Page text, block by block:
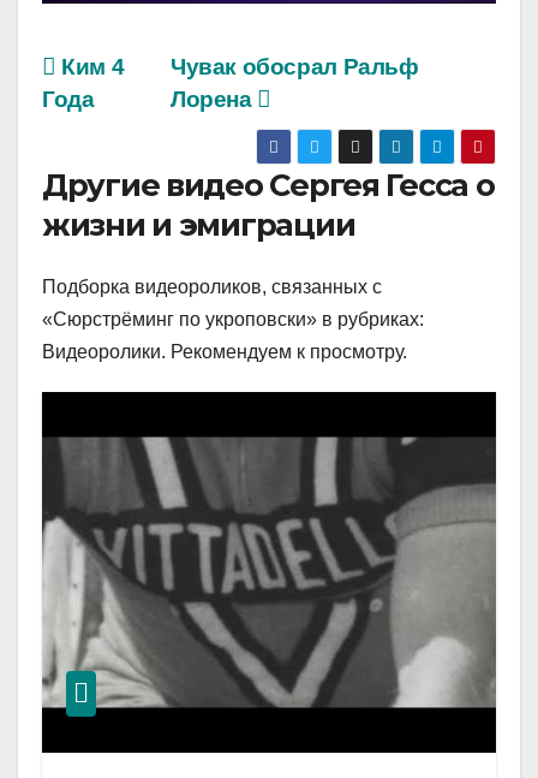
Чувак обосрал Ральф
Лорена
Ким 4
Года
Другие видео Сергея Гесса о
жизни и эмиграции
Подборка видеороликов, связанных с
«Сюрстрёминг по укроповски» в рубриках:
Видеоролики. Рекомендуем к просмотру.